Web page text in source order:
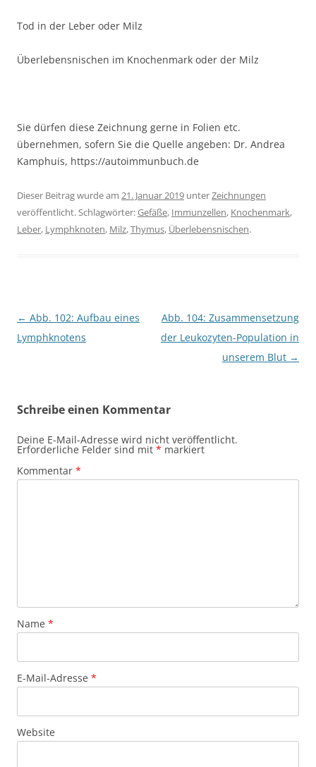
Tod in der Leber oder Milz
Überlebensnischen im Knochenmark oder der Milz
Sie dürfen diese Zeichnung gerne in Folien etc.
übernehmen, sofern Sie die Quelle angeben: Dr. Andrea
Kamphuis, https://autoimmunbuch.de
Dieser Beitrag wurde am 21. Januar 2019 unterZeichnungen
veröffentlicht. Schlagwörter:Gefäße, Immunzellen, Knochenmark,
Leber, Lymphknoten, Milz,Thymus, Überlebensnischen.
Beitragsnavigation
← Abb. 102: Aufbau eines
Lymphknotens
Abb. 104: Zusammensetzung
der Leukozyten-Population in
unserem Blut →
Schreibe einen Kommentar
Deine E-Mail-Adresse wird nicht veröffentlicht.
Erforderliche Felder sind mit * markiert
Kommentar *
Name *
E-Mail-Adresse *
Website